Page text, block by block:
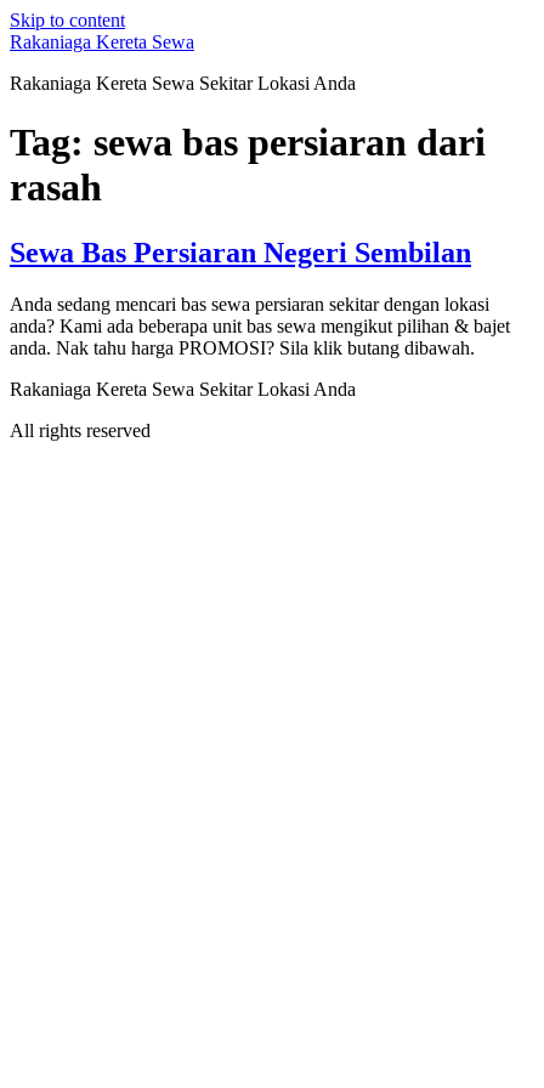
Skip to content
Rakaniaga Kereta Sewa
Rakaniaga Kereta Sewa Sekitar Lokasi Anda
Tag: sewa bas persiaran dari
rasah
Sewa Bas Persiaran Negeri Sembilan
Anda sedang mencari bas sewa persiaran sekitar dengan lokasi
anda? Kami ada beberapa unit bas sewa mengikut pilihan & bajet
anda. Nak tahu harga PROMOSI? Sila klik butang dibawah.
Rakaniaga Kereta Sewa Sekitar Lokasi Anda
All rights reserved